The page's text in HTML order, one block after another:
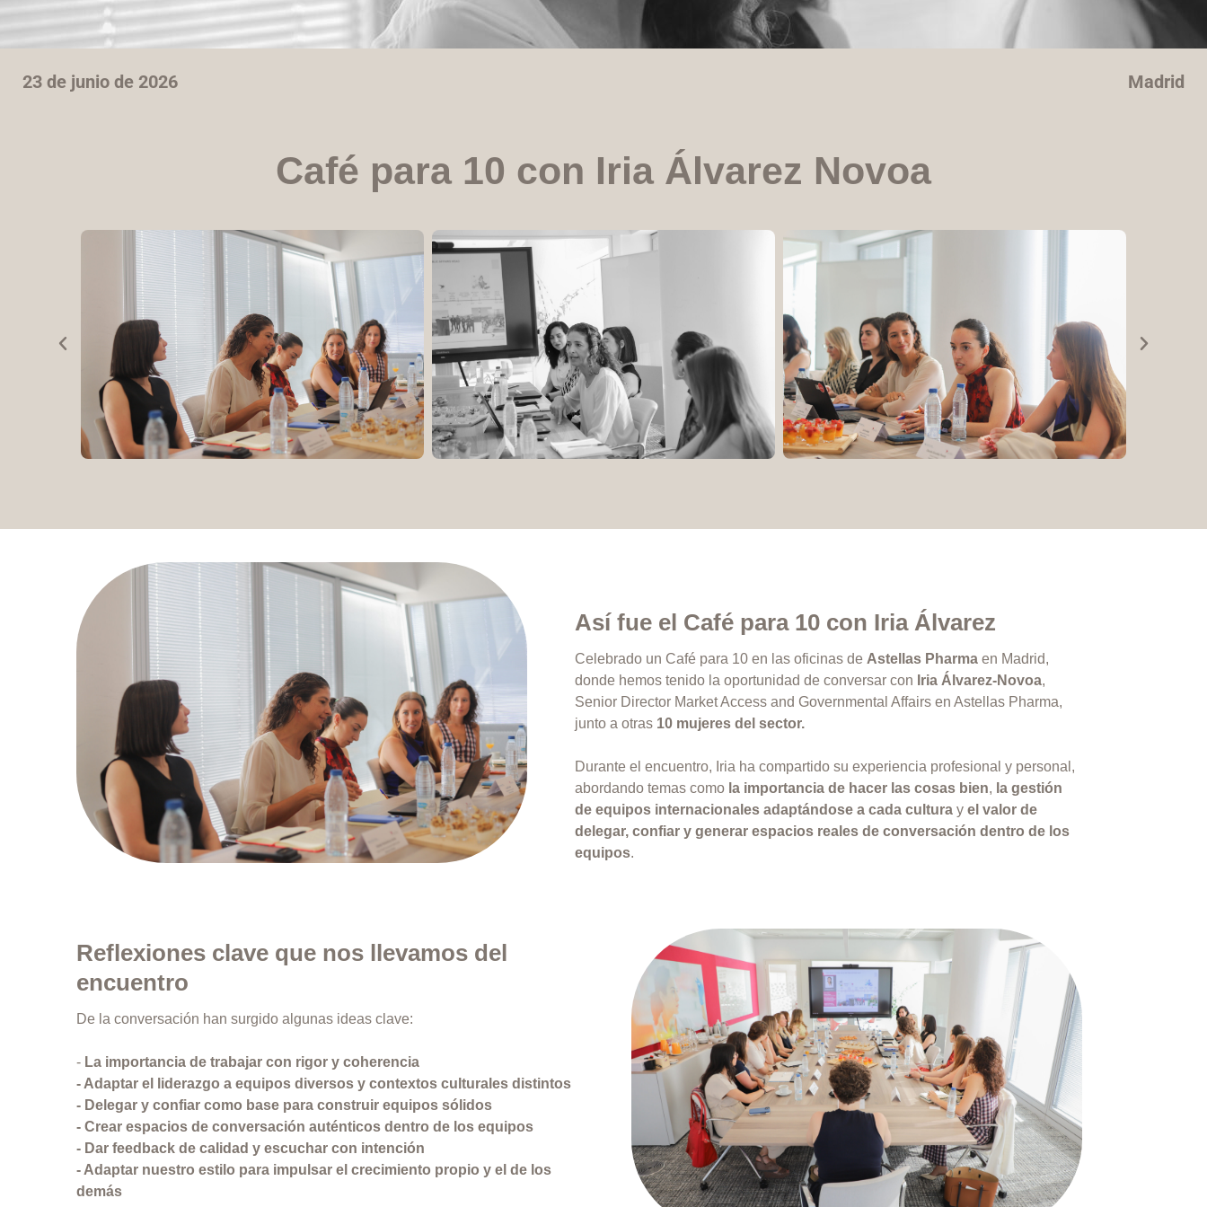
23 de junio de 2026 Madrid
Café para 10 con Iria Álvarez Novoa
Así fue el Café para 10 con Iria Álvarez
Celebrado un Café para 10 en las oficinas de Astellas Pharma en Madrid,
donde hemos tenido la oportunidad de conversar con Iria Álvarez‑Novoa,
Senior Director Market Access and Governmental Affairs en Astellas Pharma,
junto a otras 10 mujeres del sector.
Durante el encuentro, Iria ha compartido su experiencia profesional y personal,
abordando temas como la importancia de hacer las cosas bien, la gestión
de equipos internacionales adaptándose a cada culturayel valor de
delegar, confiar y generar espacios reales de conversación dentro de los
equipos.
Reflexiones clave que nos llevamos del
encuentro
De la conversación han surgido algunas ideas clave:
- La importancia de trabajar con rigor y coherencia
- Adaptar el liderazgo a equipos diversos y contextos culturales distintos
- Delegar y confiar como base para construir equipos sólidos
- Crear espacios de conversación auténticos dentro de los equipos
- Dar feedback de calidad y escuchar con intención
- Adaptar nuestro estilo para impulsar el crecimiento propio y el de los
demás